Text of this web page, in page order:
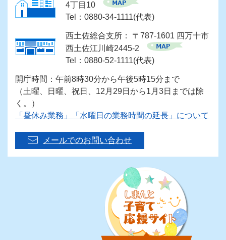
4丁目10
Tel：0880-34-1111(代表)
西土佐総合支所： 〒787-1601 四万十市
西土佐江川崎2445-2
Tel：0880-52-1111(代表)
開庁時間：午前8時30分から午後5時15分まで
（土曜、日曜、祝日、12月29日から1月3日までは除
く。）
「昼休み業務」「水曜日の業務時間の延長」について
メールでのお問い合わせ